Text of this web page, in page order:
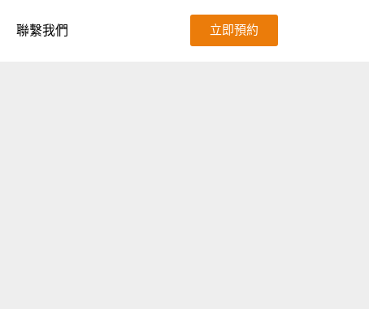
聯繫我們 立即預約